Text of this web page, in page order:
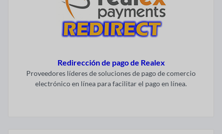
Redirección de pago de Realex
Proveedores líderes de soluciones de pago de comercio
electrónico en línea para facilitar el pago en línea.